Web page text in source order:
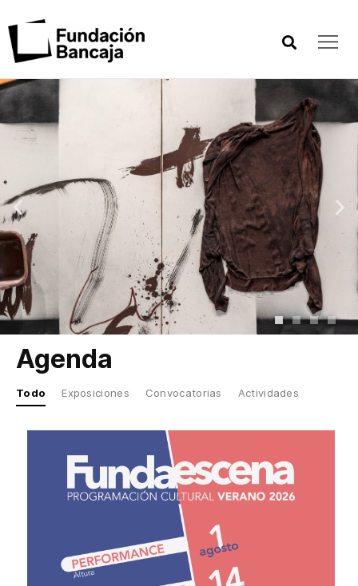
Tàpies. Última década
(2002-2012)
Agenda
Todo Exposiciones Convocatorias Actividades